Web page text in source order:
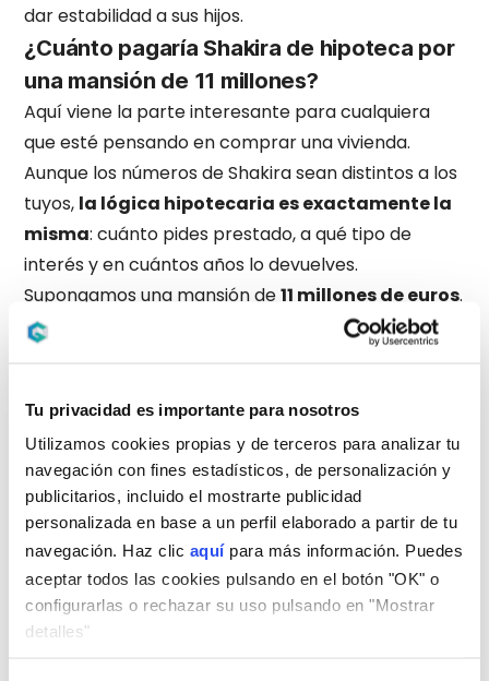
Tu privacidad es importante para nosotros
Utilizamos cookies propias y de terceros para analizar tu
navegación con fines estadísticos, de personalización y
publicitarios, incluido el mostrarte publicidad
personalizada en base a un perfil elaborado a partir de tu
navegación. Haz clic aquípara más información. Puedes
aceptar todos las cookies pulsando en el botón "OK" o
configurarlas o rechazar su uso pulsando en "Mostrar
detalles"
dar estabilidad a sus hijos.
¿Cuánto pagaría Shakira de hipoteca por
una mansión de 11 millones?
Aquí viene la parte interesante para cualquiera
que esté pensando en comprar una vivienda.
Aunque los números de Shakira sean distintos a los
tuyos, la lógica hipotecaria es exactamente la
misma: cuánto pides prestado, a qué tipo de
interés y en cuántos años lo devuelves.
Supongamos una mansión de11 millones de euros.
En España, los bancos financian como máximo el
millones de euros de entraday solicitar una
hipoteca de 8,8 millones.
Simulación de cuota mensual: tipo fijo vs. variable
Usando condiciones de mercado actuales y un
plazo de 25 años, así quedarían las cuotas
aproximadas:
Tipo de
hipoteca
TIN
aproximado
Cuota mensual
estimada